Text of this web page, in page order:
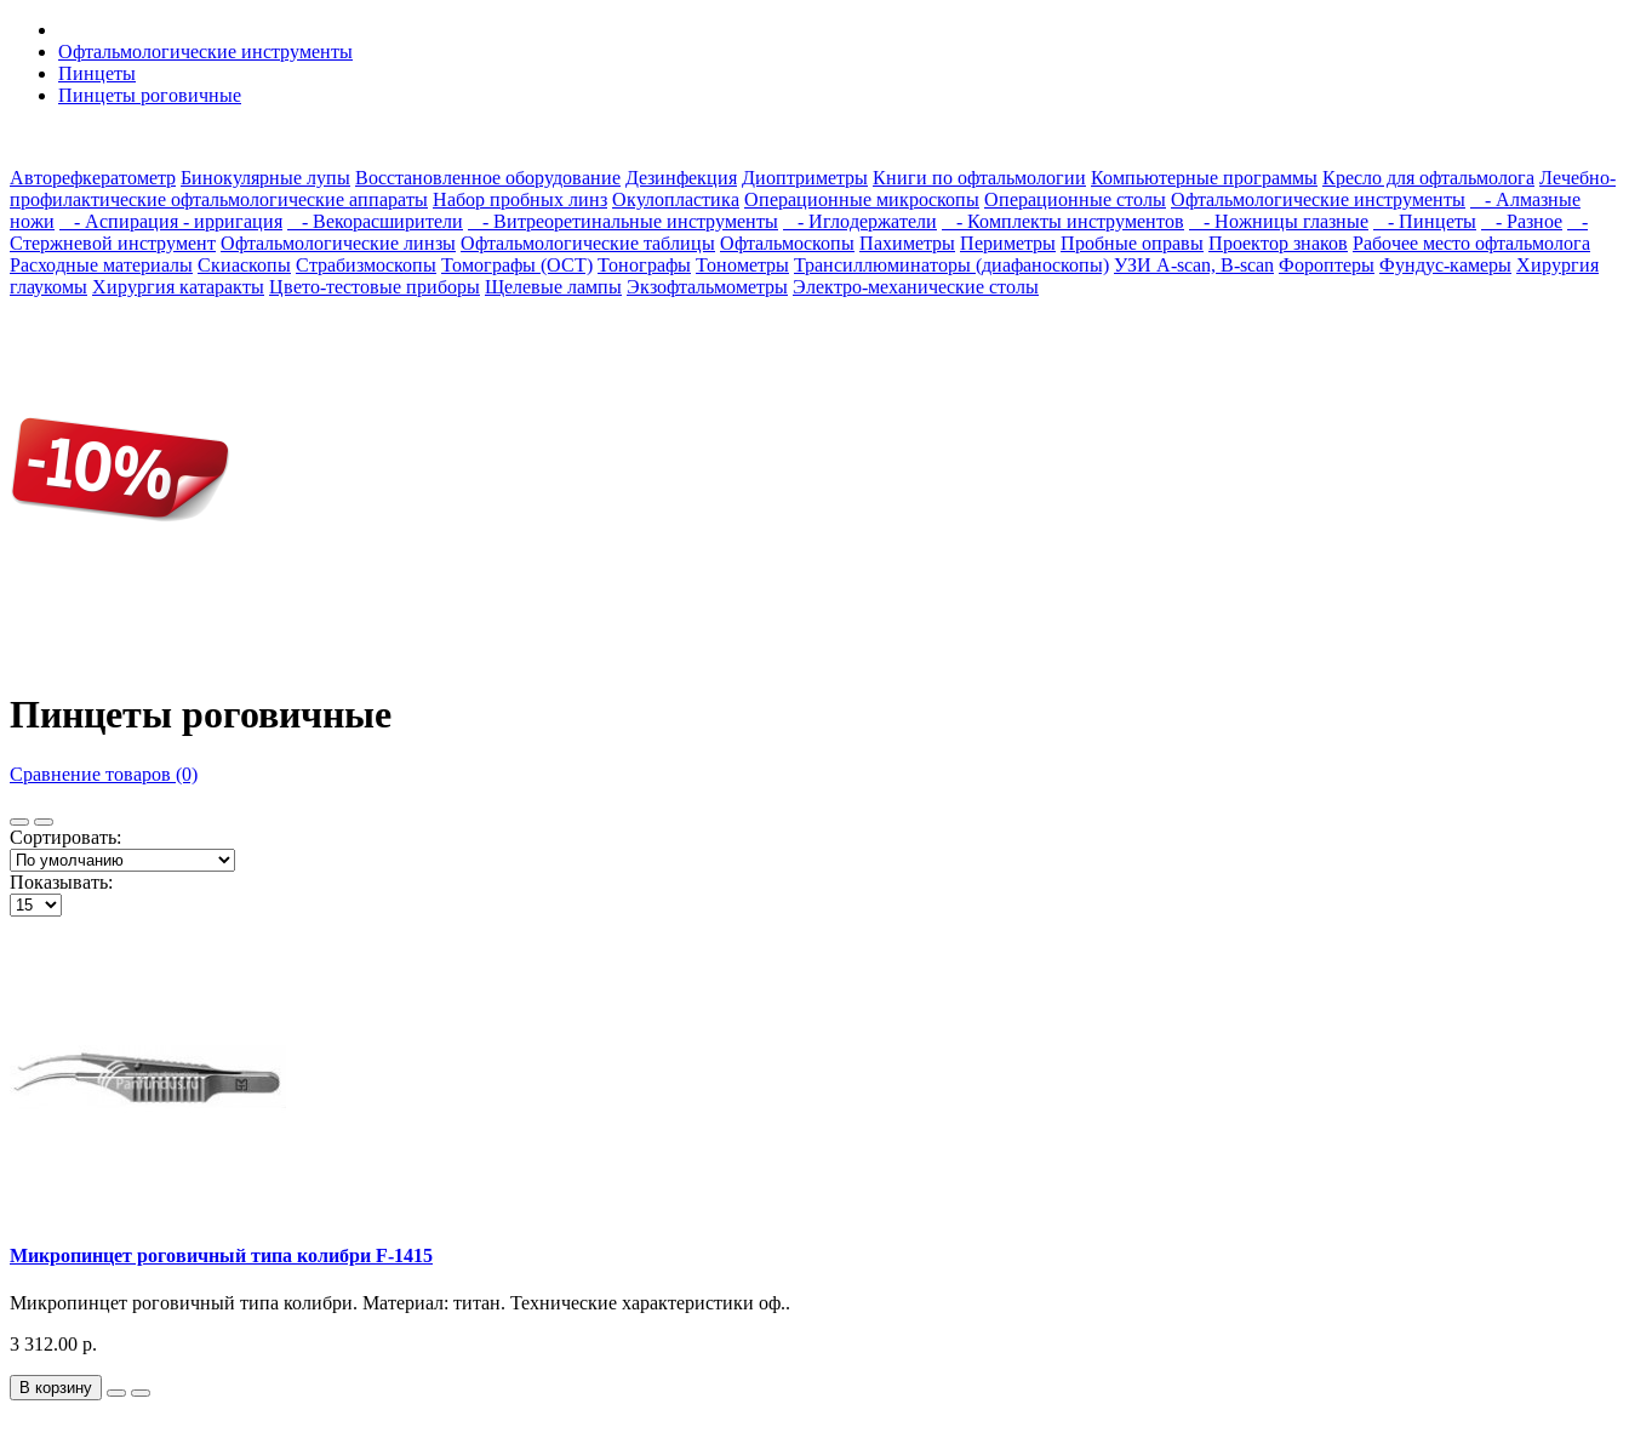
Офтальмологические инструменты
Пинцеты
Пинцеты роговичные
Авторефкератометр Бинокулярные лупы Восстановленное оборудование Дезинфекция Диоптриметры Книги по офтальмологии Компьютерные программы Кресло для офтальмолога Лечебно-
профилактические офтальмологические аппараты Набор пробных линз Окулопластика Операционные микроскопы Операционные столы Офтальмологические инструменты
- Алмазные
ножи
- Аспирация - ирригация - Векорасширители - Витреоретинальные инструменты - Иглодержатели - Комплекты инструментов - Ножницы глазные - Пинцеты - Разное
-
Стержневой инструмент Офтальмологические линзы Офтальмологические таблицы Офтальмоскопы Пахиметры Периметры Пробные оправы Проектор знаков Рабочее место офтальмолога
Расходные материалы Скиаскопы Страбизмоскопы Томографы (OCT) Тонографы Тонометры Трансиллюминаторы (диафаноскопы) УЗИ A-scan, B-scan Фороптеры Фундус-камеры Хирургия
глаукомы Хирургия катаракты Цвето-тестовые приборы Щелевые лампы Экзофтальмометры Электро-механические столы
Пинцеты роговичные
Сравнение товаров (0)
Сортировать:
Показывать:
Микропинцет роговичный типа колибри F-1415
Микропинцет роговичный типа колибри. Материал: титан. Технические характеристики оф..
3 312.00 р.
В корзину